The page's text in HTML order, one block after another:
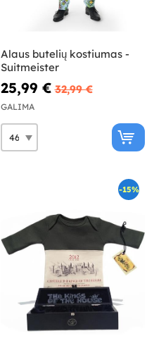
Alaus butelių kostiumas -
Suitmeister
25,99 € 32,99 €
GALIMA
-15%